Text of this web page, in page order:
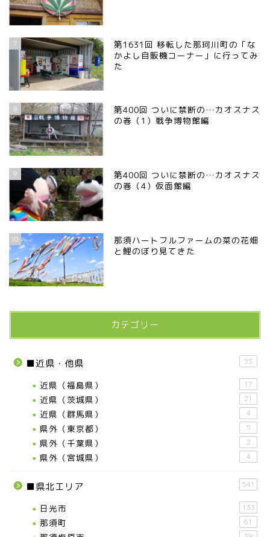
7
第1631回 移転した那珂川町の「な
かよし自販機コーナー」に行ってみ
た
8
第400回 ついに禁断の…カオスナス
の巻（1）戦争博物館編
9
第400回 ついに禁断の…カオスナス
の巻（4）仮面館編
10
那須ハートフルファームの菜の花畑
と鯉のぼり見てきた
カテゴリー
■近県・他県 53
近県（福島県） 17
近県（茨城県） 21
近県（群馬県） 4
県外（東京都） 5
県外（千葉県） 2
県外（宮城県） 4
■県北エリア 541
日光市 133
那須町 61